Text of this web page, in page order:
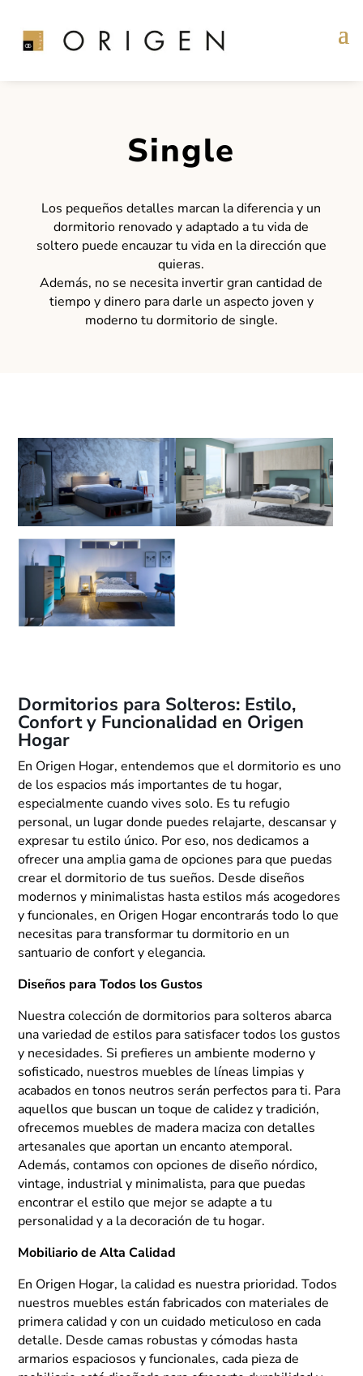
Single
Los pequeños detalles marcan la diferencia y un
dormitorio renovado y adaptado a tu vida de
soltero puede encauzar tu vida en la dirección que
quieras.
Además, no se necesita invertir gran cantidad de
tiempo y dinero para darle un aspecto joven y
moderno tu dormitorio de single.
Dormitorios para Solteros: Estilo,
Confort y Funcionalidad en Origen
Hogar
En Origen Hogar, entendemos que el dormitorio es uno
de los espacios más importantes de tu hogar,
especialmente cuando vives solo. Es tu refugio
personal, un lugar donde puedes relajarte, descansar y
expresar tu estilo único. Por eso, nos dedicamos a
ofrecer una amplia gama de opciones para que puedas
crear el dormitorio de tus sueños. Desde diseños
modernos y minimalistas hasta estilos más acogedores
y funcionales, en Origen Hogar encontrarás todo lo que
necesitas para transformar tu dormitorio en un
santuario de confort y elegancia.
Diseños para Todos los Gustos
Nuestra colección de dormitorios para solteros abarca
una variedad de estilos para satisfacer todos los gustos
y necesidades. Si prefieres un ambiente moderno y
sofisticado, nuestros muebles de líneas limpias y
acabados en tonos neutros serán perfectos para ti. Para
aquellos que buscan un toque de calidez y tradición,
ofrecemos muebles de madera maciza con detalles
artesanales que aportan un encanto atemporal.
Además, contamos con opciones de diseño nórdico,
vintage, industrial y minimalista, para que puedas
encontrar el estilo que mejor se adapte a tu
personalidad y a la decoración de tu hogar.
Mobiliario de Alta Calidad
En Origen Hogar, la calidad es nuestra prioridad. Todos
nuestros muebles están fabricados con materiales de
primera calidad y con un cuidado meticuloso en cada
detalle. Desde camas robustas y cómodas hasta
armarios espaciosos y funcionales, cada pieza de